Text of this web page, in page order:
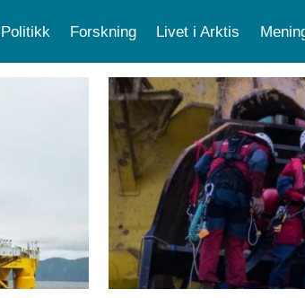
Politikk Forskning Livet i Arktis